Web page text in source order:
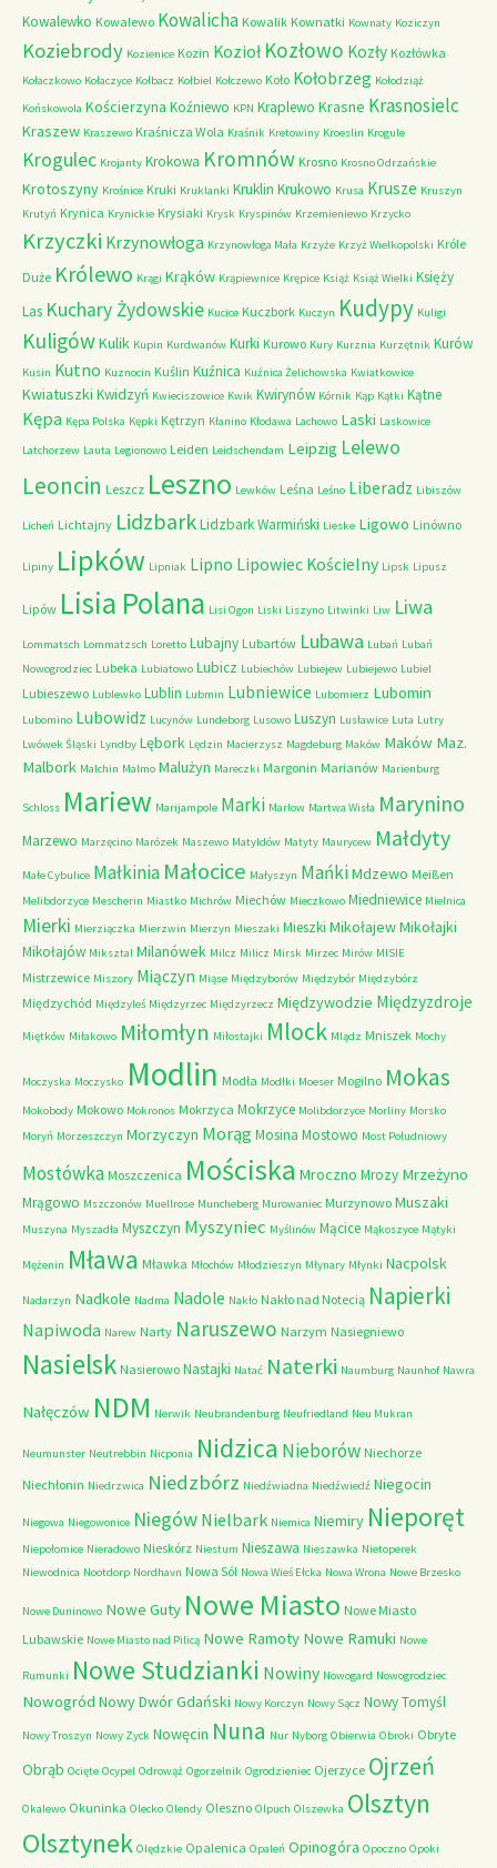
Kowalewko Kowalewo Kowalicha Kowalik Kownatki Kownaty Koziczyn
Koziebrody Kozienice Kozin Kozioł Kozłowo Kozły Kozłówka
Kołaczkowo Kołaczyce Kołbacz Kołbiel Kołczewo Koło Kołobrzeg Kołodziąż
Końskowola Kościerzyna Koźniewo KPN Kraplewo Krasne Krasnosielc
Kraszew Kraszewo Kraśnicza Wola Kraśnik Kretowiny Kroeslin Krogule
Krogulec Krojanty Krokowa Kromnów Krosno Krosno Odrzańskie
Krotoszyny Krośnice Kruki Kruklanki Kruklin Krukowo Krusa Krusze Kruszyn
Krutyń Krynica Krynickie Krysiaki Krysk Kryspinów Krzemieniewo Krzycko
Krzyczki Krzynowłoga Krzynowłoga Mała Krzyże Krzyż Wielkopolski Króle
Duże Królewo Krągi Krąków Krąpiewnice Krępice Książ Książ Wielki Księży
Las Kuchary Żydowskie Kucice Kuczbork Kuczyn Kudypy Kuligi
KuligówKulik Kupin Kurdwanów Kurki Kurowo Kury Kurznia Kurzętnik Kurów
Kusin Kutno Kuznocin Kuślin Kuźnica Kuźnica Żelichowska Kwiatkowice
Kwiatuszki Kwidzyń Kwieciszowice Kwik Kwirynów Kórnik Kąp Kątki Kątne
Kępa Kępa Polska Kępki Kętrzyn Kłanino Kłodawa Lachowo Laski Laskowice
Latchorzew Lauta Legionowo Leiden Leidschendam Leipzig Lelewo
Leoncin Leszcz Leszno Lewków Leśna Leśno Liberadz Libiszów
Licheń Lichtajny LidzbarkLidzbark Warmiński Lieske Ligowo Linówno
Lipiny Lipków Lipniak Lipno Lipowiec Kościelny Lipsk Lipusz
Lipów Lisia Polana Lisi Ogon Liski Liszyno Litwinki Liw Liwa
Lommatsch Lommatzsch Loretto Lubajny Lubartów Lubawa Lubań Lubań
Nowogrodziec Lubeka Lubiatowo Lubicz Lubiechów Lubiejew Lubiejewo Lubiel
Lubieszewo Lublewko Lublin Lubmin Lubniewice Lubomierz Lubomin
Lubomino Lubowidz Lucynów Lundeborg Lusowo Luszyn Lusławice Luta Lutry
Lwówek Śląski Lyndby Lębork Lędzin Macierzysz Magdeburg Maków Maków Maz.
Malbork Malchin Malmo Malużyn Mareczki Margonin Marianów Marienburg
Schloss Mariew Marijampole Marki Marlow Martwa Wisła Marynino
Marzewo Marzęcino Marózek Maszewo Matyldów Matyty Maurycew Małdyty
Małe Cybulice Małkinia Małocice Małyszyn MańkiMdzewo Meißen
Melibdorzyce Mescherin Miastko Michrów Miechów Mieczkowo Miedniewice Mielnica
Mierki Mierziączka Mierzwin Mierzyn Mieszaki Mieszki MikołajewMikołajki
Mikołajów Miksztal Milanówek Milcz Milicz Mirsk Mirzec Mirów MISIE
Mistrzewice Miszory Miączyn Miąse Międzyborów Międzybór Międzybórz
Międzychód Międzyleś Międzyrzec Międzyrzecz Międzywodzie Międzyzdroje
Miętków Miłakowo Miłomłyn Miłostajki Mlock Mlądz Mniszek Mochy
Moczyska Moczysko Modlin Modła Modłki Moeser Mogilno Mokas
Mokobody Mokowo Mokronos Mokrzyca Mokrzyce Molibdorzyce Morliny Morsko
Moryń Morzeszczyn Morzyczyn MorągMosina Mostowo Most Południowy
Mostówka Moszczenica Mościska Mroczno Mrozy Mrzeżyno
Mrągowo Mszczonów Muellrose Muncheberg Murowaniec Murzynowo Muszaki
Muszyna Myszadła Myszczyn Myszyniec Myślinów Mącice Mąkoszyce Mątyki
Mężenin Mława Mławka Młochów Młodzieszyn Młynary Młynki Nacpolsk
Nadarzyn Nadkole Nadma Nadole Nakło Nakło nad Notecią Napierki
Napiwoda Narew Narty Naruszewo Narzym Nasiegniewo
Nasielsk Nasierowo Nastajki Natać Naterki Naumburg Naunhof Nawra
Nałęczów NDM Nerwik Neubrandenburg Neufriedland Neu Mukran
Neumunster Neutrebbin Nicponia Nidzica Nieborów Niechorze
Niechłonin Niedrzwica Niedzbórz Niedźwiadna Niedźwiedź Niegocin
Niegowa Niegowonice Niegów Nielbark Niemica Niemiry Nieporęt
Niepołomice Nieradowo Nieskórz Niestum Nieszawa Nieszawka Nietoperek
Niewodnica Nootdorp Nordhavn Nowa Sól Nowa Wieś Ełcka Nowa Wrona Nowe Brzesko
Nowe Duninowo Nowe Guty Nowe Miasto Nowe Miasto
Lubawskie Nowe Miasto nad Pilicą Nowe Ramoty Nowe Ramuki Nowe
Rumunki Nowe Studzianki Nowiny Nowogard Nowogrodziec
Nowogród Nowy Dwór Gdański Nowy Korczyn Nowy Sącz Nowy Tomyśl
Nowy Troszyn Nowy Zyck Nowęcin Nuna Nur Nyborg Obierwia Obroki Obryte
Obrąb Ocięte Ocypel Odrowąż Ogorzelnik Ogrodzieniec Ojerzyce Ojrzeń
Okalewo Okuninka Olecko Olendy Oleszno Olpuch Olszewka Olsztyn
Olsztynek Olędzkie Opalenica Opaleń Opinogóra Opoczno Opoki